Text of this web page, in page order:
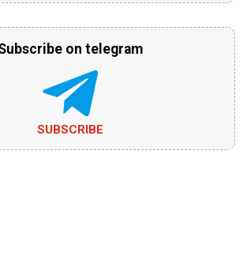
on telegram
SUBSCRIBE